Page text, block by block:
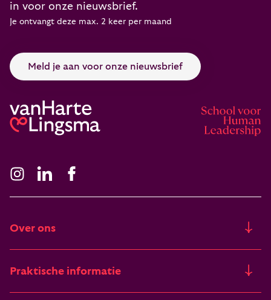
in voor onze nieuwsbrief.
Je ontvangt deze max. 2 keer per maand
Meld je aan voor onze nieuwsbrief
Over ons
Praktische informatie